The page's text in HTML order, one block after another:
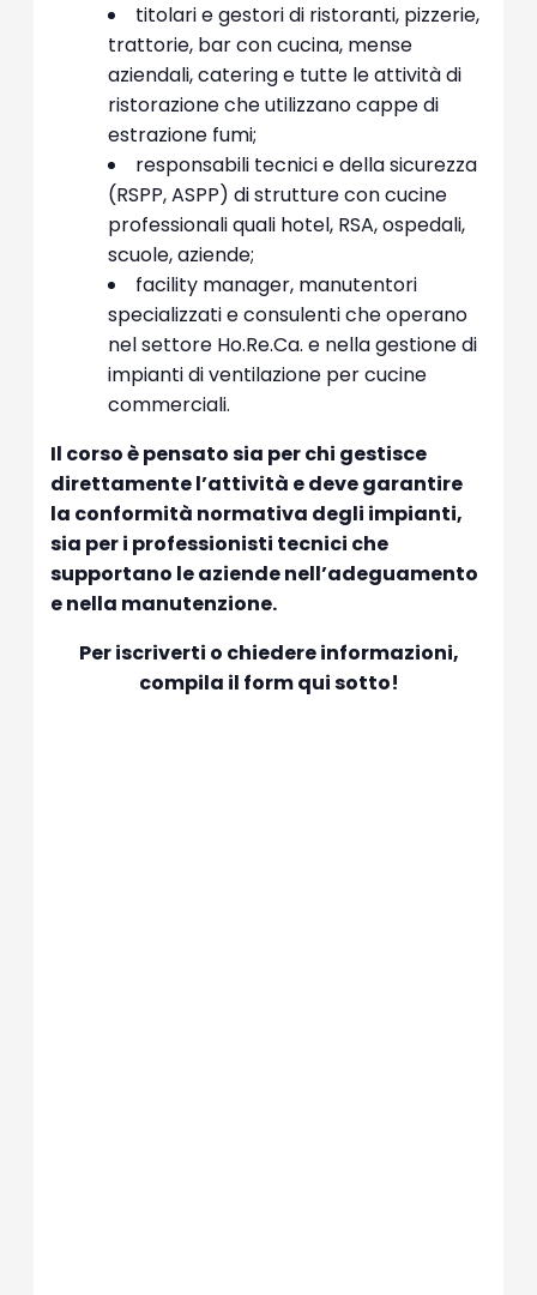
titolari e gestori di ristoranti, pizzerie,
trattorie, bar con cucina, mense
aziendali, catering e tutte le attività di
ristorazione che utilizzano cappe di
estrazione fumi;
responsabili tecnici e della sicurezza
(RSPP, ASPP) di strutture con cucine
professionali quali hotel, RSA, ospedali,
scuole, aziende;
facility manager, manutentori
specializzati e consulenti che operano
nel settore Ho.Re.Ca. e nella gestione di
impianti di ventilazione per cucine
commerciali.
Il corso è pensato sia per chi gestisce
direttamente l’attività e deve garantire
la conformità normativa degli impianti,
sia per i professionisti tecnici che
supportano le aziende nell’adeguamento
e nella manutenzione.
Per iscriverti o chiedere informazioni,
compila il form qui sotto!